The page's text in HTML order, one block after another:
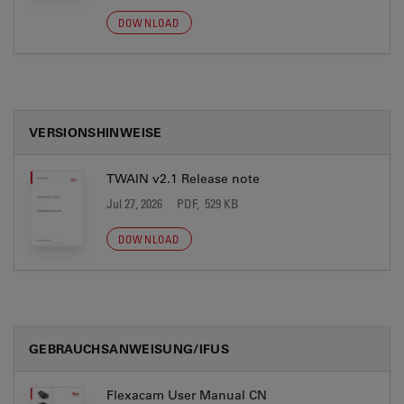
DOWNLOAD
VERSIONSHINWEISE
TWAIN v2.1 Release note
Jul 27, 2026 PDF, 529 KB
DOWNLOAD
GEBRAUCHSANWEISUNG/IFUS
Flexacam User Manual CN